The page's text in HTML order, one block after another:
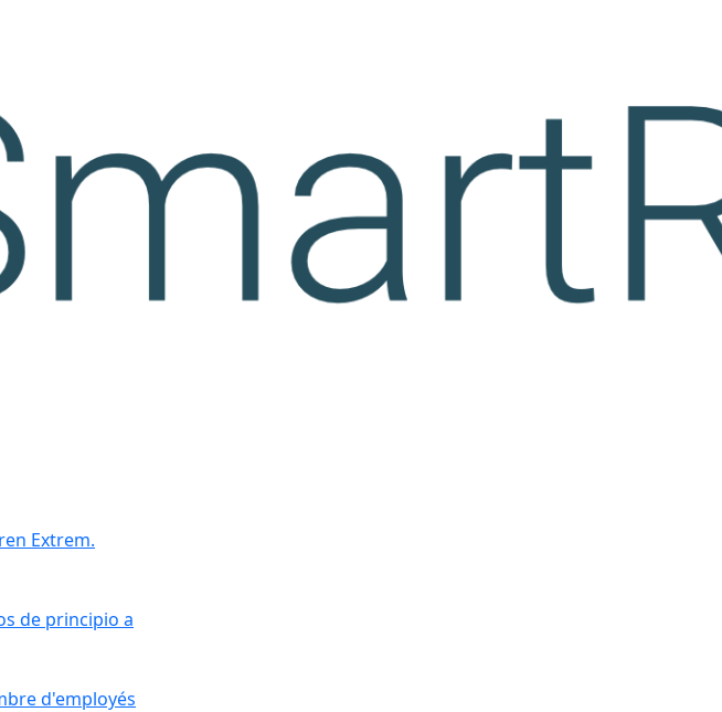
Extrem.
de principio a
d'employés